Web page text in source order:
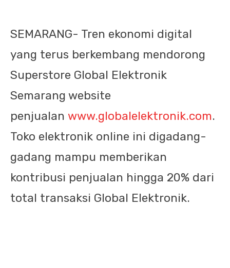
SEMARANG- Tren ekonomi digital
yang terus berkembang mendorong
Superstore Global Elektronik
Semarang website
penjualan www.globalelektronik.com.
Toko elektronik online ini digadang-
gadang mampu memberikan
kontribusi penjualan hingga 20% dari
total transaksi Global Elektronik.